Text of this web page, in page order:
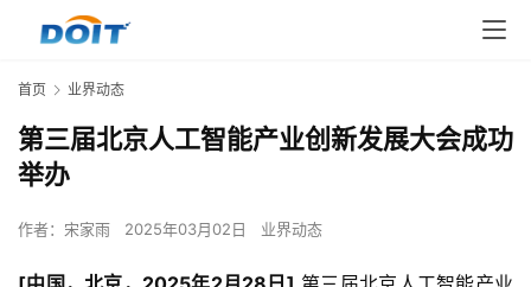
首页 业界动态
第三届北京人工智能产业创新发展大会成功
举办
作者： 宋家雨 2025年03月02日 业界动态